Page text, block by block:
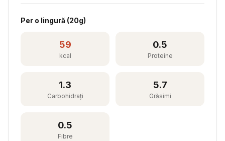
Per o lingură (20g)
59
kcal
0.5
Proteine
1.3
Carbohidrați
5.7
Grăsimi
0.5
Fibre